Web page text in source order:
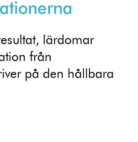
lärdomar
från
på den hållbara